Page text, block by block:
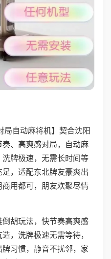
局自动麻将机】契合沈阳
、高爽感对局，自动麻
牌极速，无需长时间等
，适配东北牌友豪爽出
用都可，朋友欢聚尽情
胡玩法，快节奏高爽感
，洗牌极速无需等待，
习惯，静音不扰邻，家